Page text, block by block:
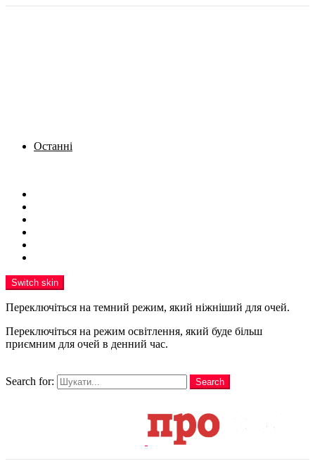
Останні
Switch skin
Переключіться на темний режим, який ніжніший для очей.
Переключіться на режим освітлення, який буде більш
приємним для очей в денний час.
Search for:
Search